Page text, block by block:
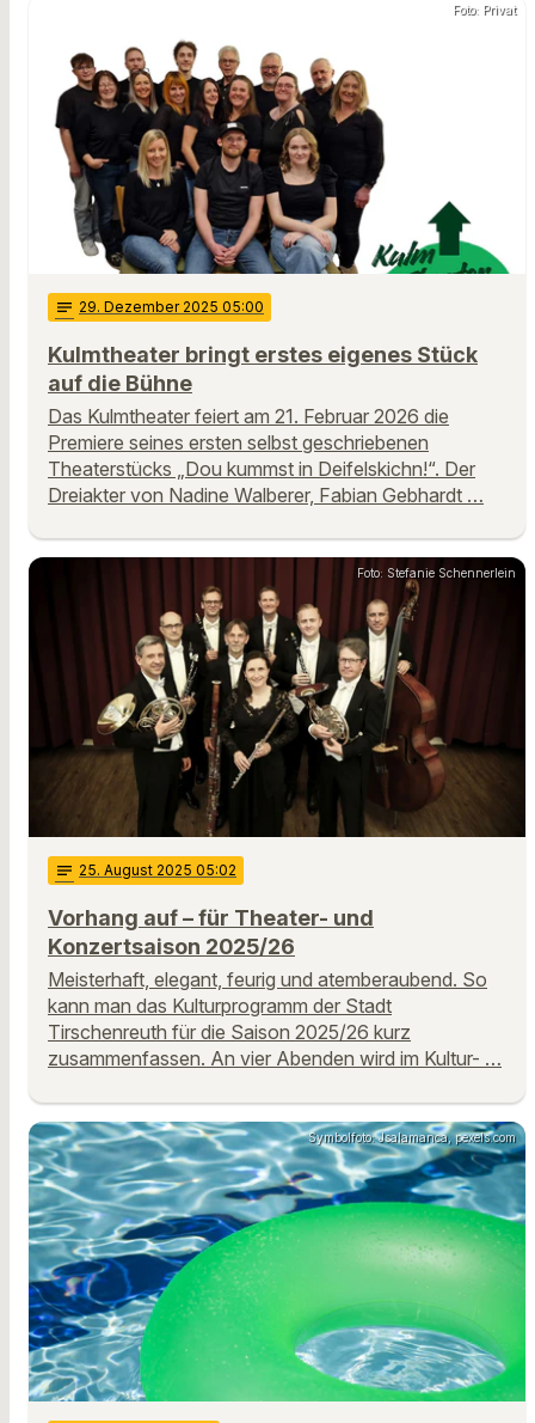
Foto: Privat
notes 29. Dezember 2025 05:00
Kulmtheater bringt erstes eigenes Stück
auf die Bühne
Das Kulmtheater feiert am 21. Februar 2026 die
Premiere seines ersten selbst geschriebenen
Theaterstücks „Dou kummst in Deifelskichn!“. Der
Dreiakter von Nadine Walberer, Fabian Gebhardt …
Foto: Stefanie Schennerlein
notes 25. August 2025 05:02
Vorhang auf – für Theater- und
Konzertsaison 2025/26
Meisterhaft, elegant, feurig und atemberaubend. So
kann man das Kulturprogramm der Stadt
Tirschenreuth für die Saison 2025/26 kurz
zusammenfassen. An vier Abenden wird im Kultur- …
Symbolfoto: Jsalamanca, pexels.com